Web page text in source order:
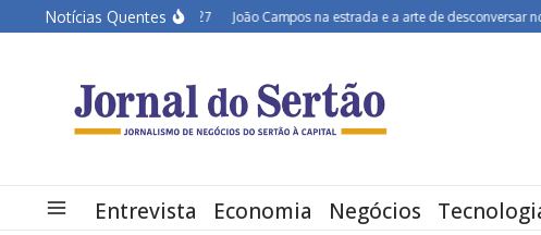
Ir para o conteúdo
Notícias Quentes
em alerta para 2027 João Campos na estrada e a arte de desconversar no Sertão
Entrevista Economia Negócios